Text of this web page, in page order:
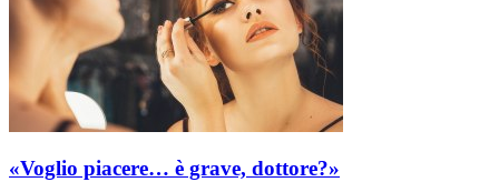
«Voglio piacere… è grave, dottore?»